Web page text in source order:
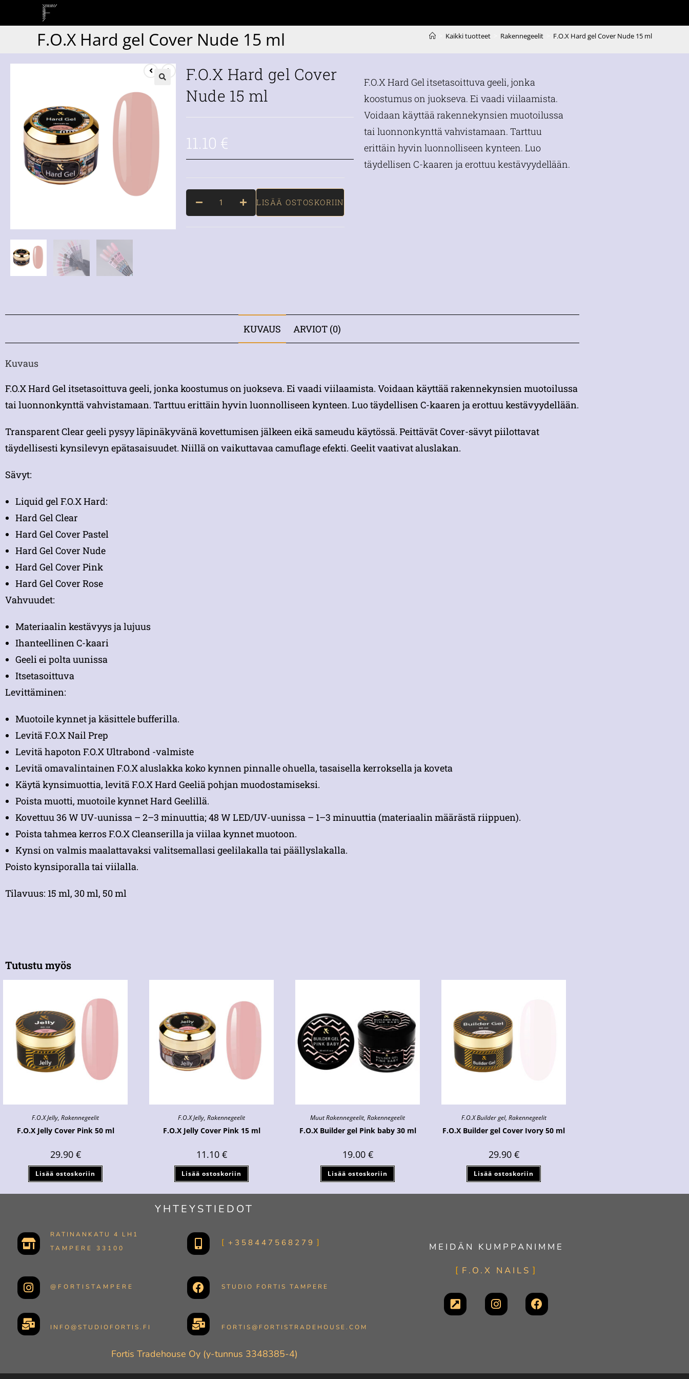
F.O.X Hard gel Cover Nude 15 ml Kaikki tuotteet Rakennegeelit F.O.X Hard gel Cover Nude 15 ml
F.O.X Hard gel Cover
Nude 15 ml
11.10 €
LISÄÄ OSTOSKORIIN
F.O.X Hard Gel itsetasoittuva geeli, jonka
koostumus on juokseva. Ei vaadi viilaamista.
Voidaan käyttää rakennekynsien muotoilussa
tai luonnonkynttä vahvistamaan. Tarttuu
erittäin hyvin luonnolliseen kynteen. Luo
täydellisen C-kaaren ja erottuu kestävyydellään.
KUVAUS ARVIOT (0)
Kuvaus
F.O.X Hard Gel itsetasoittuva geeli, jonka koostumus on juokseva. Ei vaadi viilaamista. Voidaan käyttää rakennekynsien muotoilussa
tai luonnonkynttä vahvistamaan. Tarttuu erittäin hyvin luonnolliseen kynteen. Luo täydellisen C-kaaren ja erottuu kestävyydellään.
Transparent Clear geeli pysyy läpinäkyvänä kovettumisen jälkeen eikä sameudu käytössä. Peittävät Cover-sävyt piilottavat
täydellisesti kynsilevyn epätasaisuudet. Niillä on vaikuttavaa camuflage efekti. Geelit vaativat aluslakan.
Sävyt:
Liquid gel F.O.X Hard:
Hard Gel Clear
Hard Gel Cover Pastel
Hard Gel Cover Nude
Hard Gel Cover Pink
Hard Gel Cover Rose
Vahvuudet:
Materiaalin kestävyys ja lujuus
Ihanteellinen C-kaari
Geeli ei polta uunissa
Itsetasoittuva
Levittäminen:
Muotoile kynnet ja käsittele bufferilla.
Levitä F.O.X Nail Prep
Levitä hapoton F.O.X Ultrabond -valmiste
Levitä omavalintainen F.O.X aluslakka koko kynnen pinnalle ohuella, tasaisella kerroksella ja koveta
Käytä kynsimuottia, levitä F.O.X Hard Geeliä pohjan muodostamiseksi.
Poista muotti, muotoile kynnet Hard Geelillä.
Kovettuu 36 W UV-uunissa – 2–3 minuuttia; 48 W LED/UV-uunissa – 1–3 minuuttia (materiaalin määrästä riippuen).
Poista tahmea kerros F.O.X Cleanserilla ja viilaa kynnet muotoon.
Kynsi on valmis maalattavaksi valitsemallasi geelilakalla tai päällyslakalla.
Poisto kynsiporalla tai viilalla.
Tilavuus: 15 ml, 30 ml, 50 ml
Tutustu myös
F.O.X Jelly, Rakennegeelit
F.O.X Jelly Cover Pink 50 ml
29.90 €
Lisää ostoskoriin
F.O.X Jelly, Rakennegeelit
F.O.X Jelly Cover Pink 15 ml
11.10 €
Lisää ostoskoriin
Muut Rakennegeelit, Rakennegeelit
F.O.X Builder gel Pink baby 30 ml
19.00 €
Lisää ostoskoriin
F.O.X Builder gel, Rakennegeelit
F.O.X Builder gel Cover Ivory 50 ml
29.90 €
Lisää ostoskoriin
YHTEYSTIEDOT
RATINANKATU 4 LH1
TAMPERE 33100
+358447568279
@FORTISTAMPERE STUDIO FORTIS TAMPERE
INFO@STUDIOFORTIS.FI FORTIS@FORTISTRADEHOUSE.COM
Fortis Tradehouse Oy (y-tunnus 3348385-4)
MEIDÄN KUMPPANIMME
F.O.X NAILS